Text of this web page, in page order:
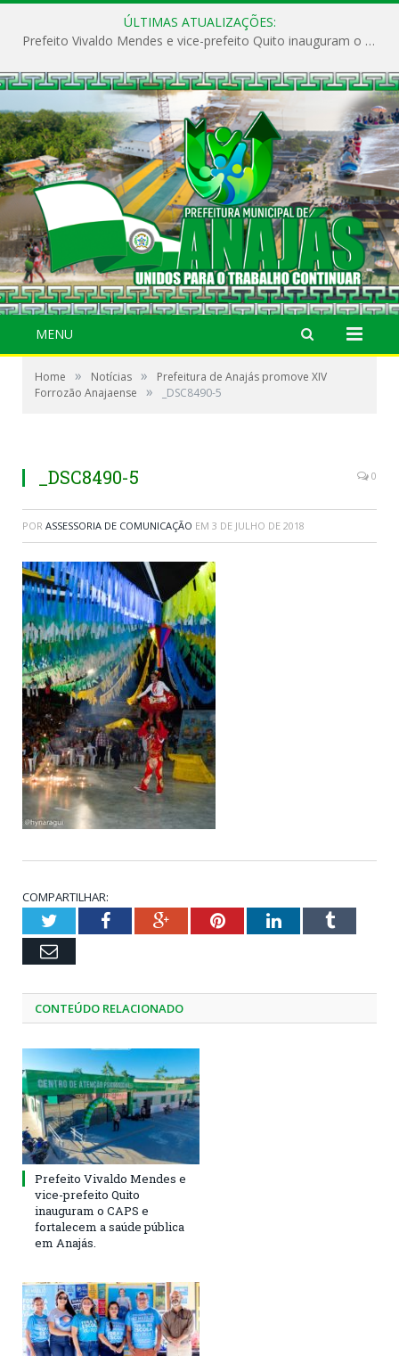
ÚLTIMAS ATUALIZAÇÕES:
Prefeito Vivaldo Mendes e vice-prefeito Quito inauguram o CAPS e fortalecem a saúde pública em Anajás.
MENU
Home » Notícias »
Prefeitura de Anajás promove XIV
Forrozão Anajaense
» _DSC8490-5
_DSC8490-5 0
POR ASSESSORIA DE COMUNICAÇÃO EM 3 DE JULHO DE 2018
COMPARTILHAR:
TwitterFacebookGoogle+PinterestLinkedInTumblr
Email
CONTEÚDO RELACIONADO
Prefeito Vivaldo Mendes e
vice-prefeito Quito
inauguram o CAPS e
fortalecem a saúde pública
em Anajás.